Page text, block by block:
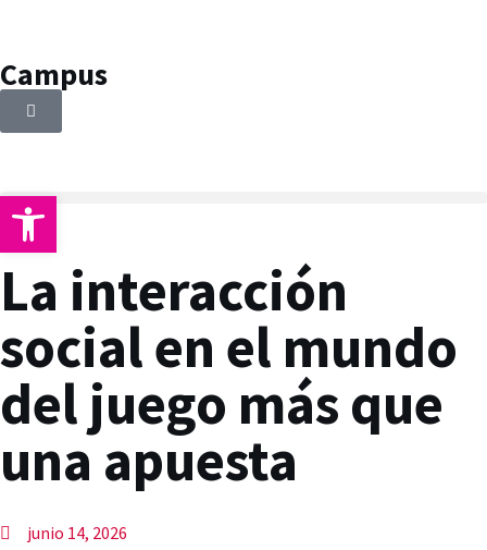
Campus
La interacción
social en el mundo
del juego más que
una apuesta
junio 14, 2026
Abrir barra de herramientas